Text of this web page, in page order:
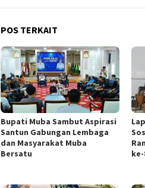
POS TERKAIT
Bupati Muba Sambut Aspirasi
Santun Gabungan Lembaga
dan Masyarakat Muba
Bersatu